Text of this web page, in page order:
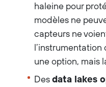
haleine pour
modèles ne
capteurs ne
l’instrumentation
une option, mais
Desdata lakes